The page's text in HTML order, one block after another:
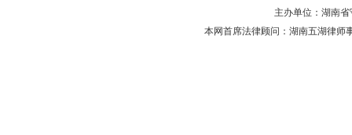
主办单位：湖南省
本网首席法律顾问：湖南五湖律师